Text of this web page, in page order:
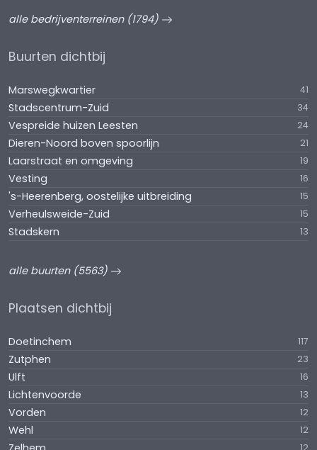
alle bedrijventerreinen (1794)
Buurten dichtbij
Marswegkwartier 41
Stadscentrum-Zuid 34
Vespreide huizen Leesten 24
Dieren-Noord boven spoorlijn 21
Laarstraat en omgeving 19
Vesting 16
's-Heerenberg, oostelijke uitbreiding 15
Verheulsweide-Zuid 15
Stadskern 13
alle buurten (5563)
Plaatsen dichtbij
Doetinchem 117
Zutphen 23
Ulft 16
Lichtenvoorde 13
Vorden 12
Wehl 12
12